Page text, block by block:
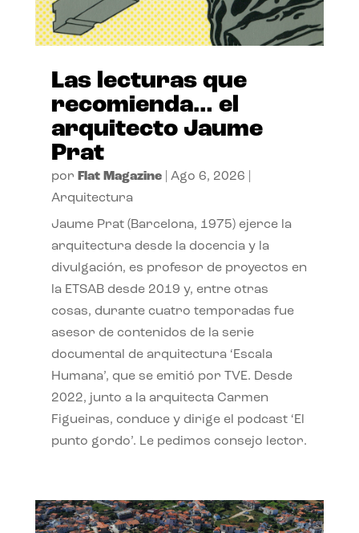
Las lecturas que
recomienda… el
arquitecto Jaume
Prat
por Flat Magazine| Ago 6, 2026
Arquitectura
Jaume Prat (Barcelona, 1975) ejerce la
arquitectura desde la docencia y la
divulgación, es profesor de proyectos en
la ETSAB desde 2019 y, entre otras
cosas, durante cuatro temporadas fue
asesor de contenidos de la serie
documental de arquitectura ‘Escala
Humana’, que se emitió por TVE. Desde
2022, junto a la arquitecta Carmen
Figueiras, conduce y dirige el podcast ‘El
punto gordo’. Le pedimos consejo lector.